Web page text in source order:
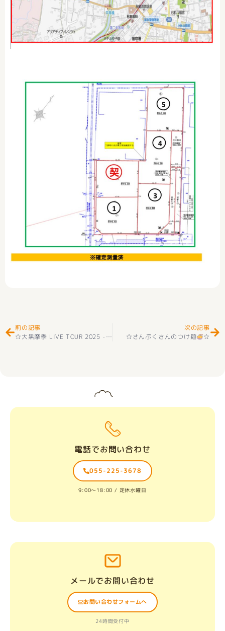
前の記事
☆大黒摩季 LIVE TOUR 2025 -55 REDに行ってきました～
☆
次の記事
☆さんぷくさんのつけ麺
☆
電話でお問い合わせ
055-225-3678
9:00〜18:00 / 定休水曜日
メールでお問い合わせ
お問い合わせフォームへ
24時間受付中